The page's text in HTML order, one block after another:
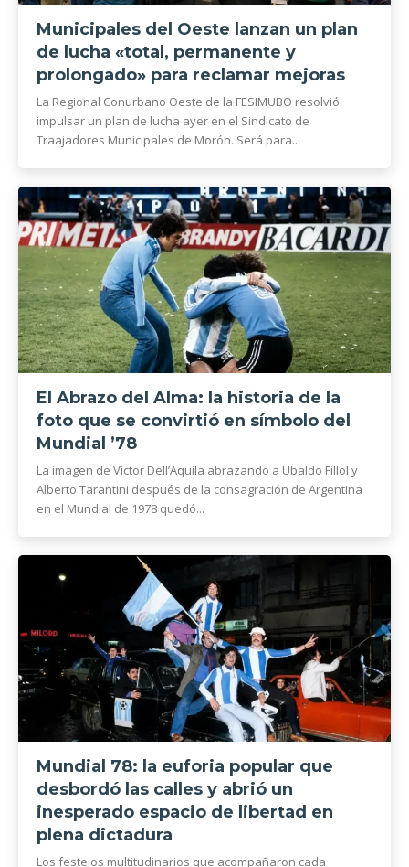
Municipales del Oeste lanzan un plan
de lucha «total, permanente y
prolongado» para reclamar mejoras
La Regional Conurbano Oeste de la FESIMUBO resolvió
impulsar un plan de lucha ayer en el Sindicato de
Traajadores Municipales de Morón. Será para...
El Abrazo del Alma: la historia de la
foto que se convirtió en símbolo del
Mundial ’78
La imagen de Víctor Dell’Aquila abrazando a Ubaldo Fillol y
Alberto Tarantini después de la consagración de Argentina
en el Mundial de 1978 quedó...
Mundial 78: la euforia popular que
desbordó las calles y abrió un
inesperado espacio de libertad en
plena dictadura
Los festejos multitudinarios que acompañaron cada